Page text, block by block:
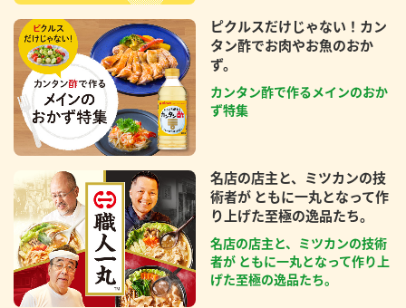
ピクルスだけじゃない！カン
タン酢でお肉やお魚のおか
ず。
カンタン酢で作るメインのおか
ず特集
名店の店主と、ミツカンの技
術者が ともに一丸となって作
り上げた至極の逸品たち。
名店の店主と、ミツカンの技術
者が ともに一丸となって作り上
げた至極の逸品たち。